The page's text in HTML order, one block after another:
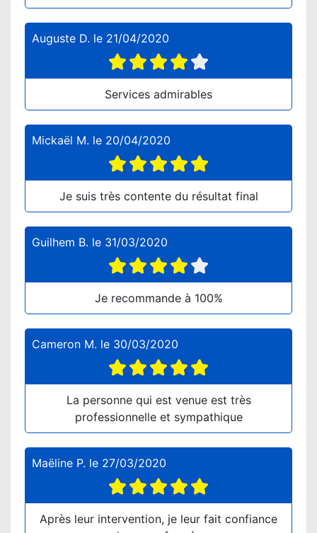
Auguste D. le 21/04/2020
Services admirables
Mickaël M. le 20/04/2020
Je suis très contente du résultat final
Guilhem B. le 31/03/2020
Je recommande à 100%
Cameron M. le 30/03/2020
La personne qui est venue est très
professionnelle et sympathique
Maëline P. le 27/03/2020
Après leur intervention, je leur fait confiance